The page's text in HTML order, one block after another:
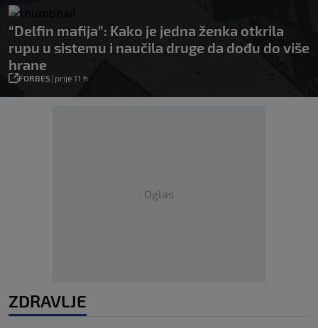
“Delfin mafija”: Kako je jedna ženka otkrila
rupu u sistemu i naučila druge da dođu do više
hrane
FORBES| prije 11 h
Oglas
ZDRAVLJE